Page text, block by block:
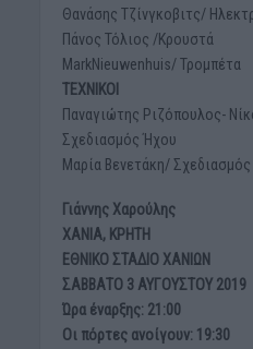
Θανάσης Τζίνγκοβιτς/
Πάνος Τόλιος /Κρουστά
MarkNieuwenhuis/ Τρομπέτα
ΤΕΧΝΙΚΟΙ
Παναγιώτης Ριζόπουλος-
Σχεδιασμός Ήχου
Μαρία Βενετάκη/
Γιάννης Χαρούλης
ΧΑΝΙΑ, ΚΡΗΤΗ
ΕΘΝΙΚΟ ΣΤΑΔΙΟ ΧΑΝΙΩΝ
ΣΑΒΒΑΤΟ 3 ΑΥΓΟΥΣΤΟΥ 2019
Ώρα έναρξης: 21:00
Οι πόρτες ανοίγουν: 19:30